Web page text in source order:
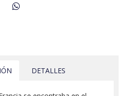
DETALLES